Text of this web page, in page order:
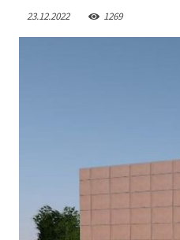
23.12.2022 1269